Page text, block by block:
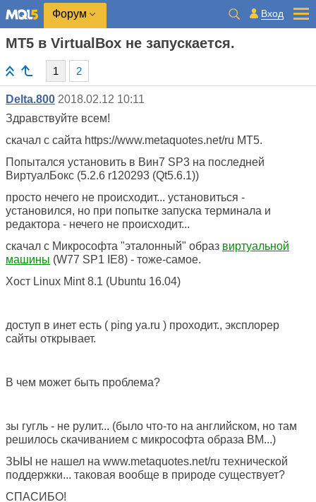
Форум Вход
MT5 в VirtualBox не запускается.
1 2
Delta.800 2018.02.12 10:11
Здравствуйте всем!
скачал с сайта https://www.metaquotes.net/ru МТ5.
Попытался установить в Вин7 SP3 на последней
ВиртуалБокс (5.2.6 r120293 (Qt5.6.1))
просто нечего не происходит... установиться -
установился, но при попытке запуска терминала и
редактора - нечего не происходит...
скачал с Микрософта "эталонный" образ виртуальной
машины (W77 SP1 IE8) - тоже-самое.
Хост Linux Mint 8.1 (Ubuntu 16.04)
доступ в инет есть ( ping ya.ru ) проходит., эксплорер
сайты открывает.
В чем может быть проблема?
зы гугль - не рулит... (было что-то на английском, но там
решилось скачиванием с микрософта образа ВМ...)
ЗЫЫ не нашел на www.metaquotes.net/ru технической
поддержки... таковая вообще в природе существует?
СПАСИБО!